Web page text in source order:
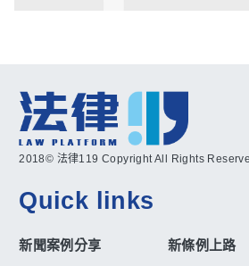
2018© 法律119 Copyright All Rights
Quick links
新聞案例分享
新條例上路